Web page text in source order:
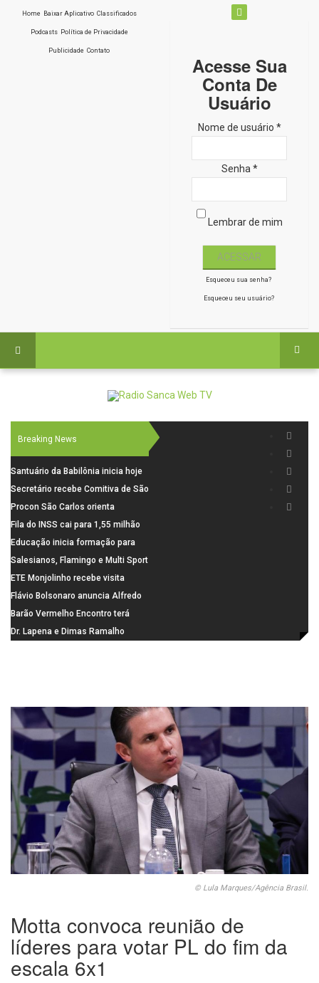
Home Baixar Aplicativo Classificados
Podcasts Política de Privacidade
Publicidade Contato
Acesse Sua
Conta De
Usuário
Nome de usuário *
Senha *
Lembrar de mim
Esqueceu sua senha?
Esqueceu seu usuário?
Breaking News
Santuário da Babilônia inicia hoje
(06), uma programação especial
para os seus 160 anos de história.
Secretário recebe Comitiva de São
Carlos para debater investimentos
em rodovias
Procon São Carlos orienta
consumidores sobre cuidados
nas compras para o Dia dos Pais
Fila do INSS cai para 1,55 milhão
em julho, com alta de 66,5% nos
pedidos negados em 2026
Educação inicia formação para
elaboração do novo Plano
Municipal
Salesianos, Flamingo e Multi Sport
vão representar São Carlos no
campeonato Estadual
ETE Monjolinho recebe visita
científica da FAPESP
Flávio Bolsonaro anuncia Alfredo
Gaspar, relator da comissão do
INSS, como vice
Barão Vermelho Encontro terá
data extra em Belo Horizonte
Dr. Lapena e Dimas Ramalho
© Lula Marques/Agência Brasil.
Motta convoca reunião de
líderes para votar PL do fim da
escala 6x1